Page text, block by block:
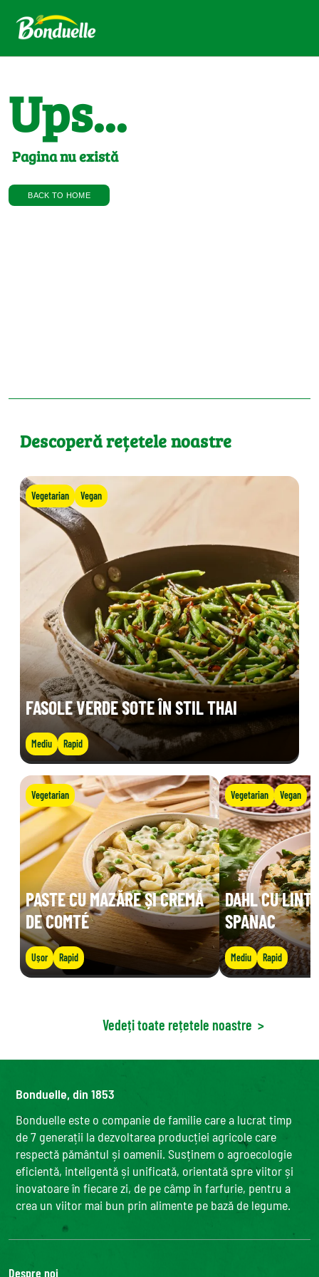
Ups...
Pagina nu există
BACK TO HOME
Descoperă rețetele noastre
Vegetarian Vegan
FASOLE VERDE SOTE ÎN STIL THAI
Mediu Rapid
Vegetarian
PASTE CU MAZĂRE ȘI CREMĂ
DE COMTÉ
Ușor Rapid
Vegetarian Vegan
DAHL CU
SPANAC
Mediu Rapid
Vedeți toate rețetele noastre >
Bonduelle, din 1853
Bonduelle este o companie de familie care a lucrat timp
de 7 generații la dezvoltarea producției agricole care
respectă pământul și oamenii. Susținem o agroecologie
eficientă, inteligentă și unificată, orientată spre viitor și
inovatoare în fiecare zi, de pe câmp în farfurie, pentru a
crea un viitor mai bun prin alimente pe bază de legume.
Despre noi